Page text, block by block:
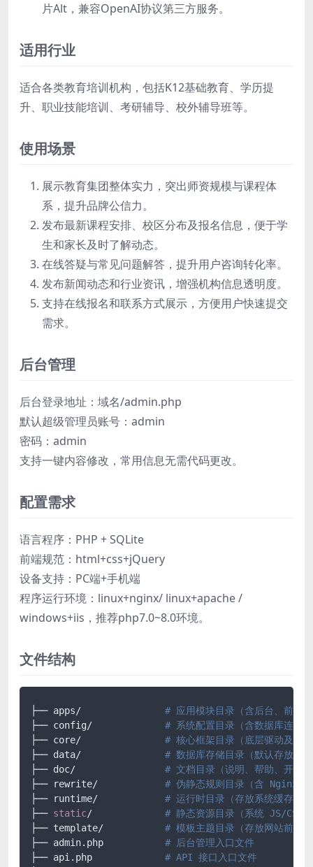
片Alt，兼容OpenAI协议第三方服务。
适用行业
适合各类教育培训机构，包括K12基础教育、学历提
升、职业技能培训、考研辅导、校外辅导班等。
使用场景
展示教育集团整体实力，突出师资规模与课程体
系，提升品牌公信力。
发布最新课程安排、校区分布及报名信息，便于学
生和家长及时了解动态。
在线答疑与常见问题解答，提升用户咨询转化率。
发布新闻动态和行业资讯，增强机构信息透明度。
支持在线报名和联系方式展示，方便用户快速提交
需求。
后台管理
后台登录地址：域名/admin.php
默认超级管理员账号：admin
密码：admin
支持一键内容修改，常用信息无需代码更改。
配置需求
语言程序：PHP + SQLite
前端规范：html+css+jQuery
设备支持：PC端+手机端
程序运行环境：linux+nginx/ linux+apache /
windows+iis，推荐php7.0~8.0环境。
文件结构
# 应用模块目录（含后台、前台
# 系统配置目录（含数据库连接
# 核心框架目录（底层驱动及框
# 数据库存储目录（默认存放
# 文档目录（说明、帮助、开发
# 伪静态规则目录（含 Nginx/
# 运行时目录（存放系统缓存、
├── static
# 静态资源目录（系统 JS/CSS
# 模板主题目录（存放网站前端
# 后台管理入口文件
# API 接口入口文件